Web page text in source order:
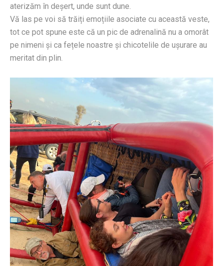
aterizăm în deșert, unde sunt dune.
Vă las pe voi să trăiți emoțiile asociate cu această veste,
tot ce pot spune este că un pic de adrenalină nu a omorât
pe nimeni și ca fețele noastre și chicotelile de ușurare au
meritat din plin.